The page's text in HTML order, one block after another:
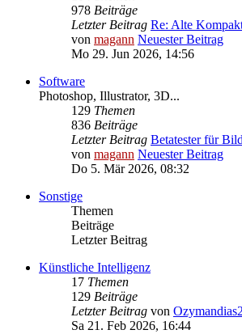
978 Beiträge
Letzter Beitrag Re: Alte
von magann Neuester Beitrag
Mo 29. Jun 2026, 14:56
Software
Photoshop, Illustrator, 3D...
129 Themen
836 Beiträge
Letzter Beitrag Betatester für
von magann Neuester Beitrag
Do 5. Mär 2026, 08:32
Sonstige
Themen
Beiträge
Letzter Beitrag
Künstliche Intelligenz
17 Themen
129 Beiträge
Letzter Beitrag von
Sa 21. Feb 2026, 16:44